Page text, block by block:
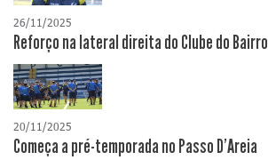
26/11/2025
Reforço na lateral direita do Clube do Bairro
20/11/2025
Começa a pré-temporada no Passo D’Areia